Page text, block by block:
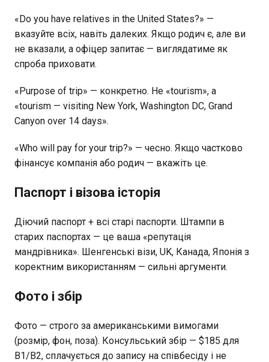
«Do you have relatives in the United States?» —
вказуйте всіх, навіть далеких. Якщо родич є, але ви
не вказали, а офіцер запитає — виглядатиме як
спроба приховати.
«Purpose of trip» — конкретно. Не «tourism», а
«tourism — visiting New York, Washington DC, Grand
Canyon over 14 days».
«Who will pay for your trip?» — чесно. Якщо частково
фінансує компанія або родич — вкажіть це.
Паспорт і візова історія
Діючий паспорт + всі старі паспорти. Штампи в
старих паспортах — це ваша «репутація
мандрівника». Шенгенські візи, UK, Канада, Японія з
коректним використанням — сильні аргументи.
Фото і збір
Фото — строго за американськими вимогами
(розмір, фон, поза). Консульський збір — $185 для
B1/B2, сплачується до запису на співбесіду і не